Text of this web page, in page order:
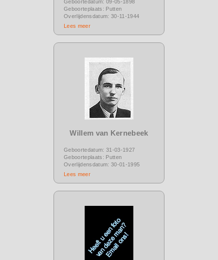
Geboortedatum: 09-05-1898
Geboorteplaats: Putten
Overlijdensdatum: 30-11-1944
Lees meer
Willem van Kernebeek
Geboortedatum: 31-03-1927
Geboorteplaats: Putten
Overlijdensdatum: 30-01-1995
Lees meer